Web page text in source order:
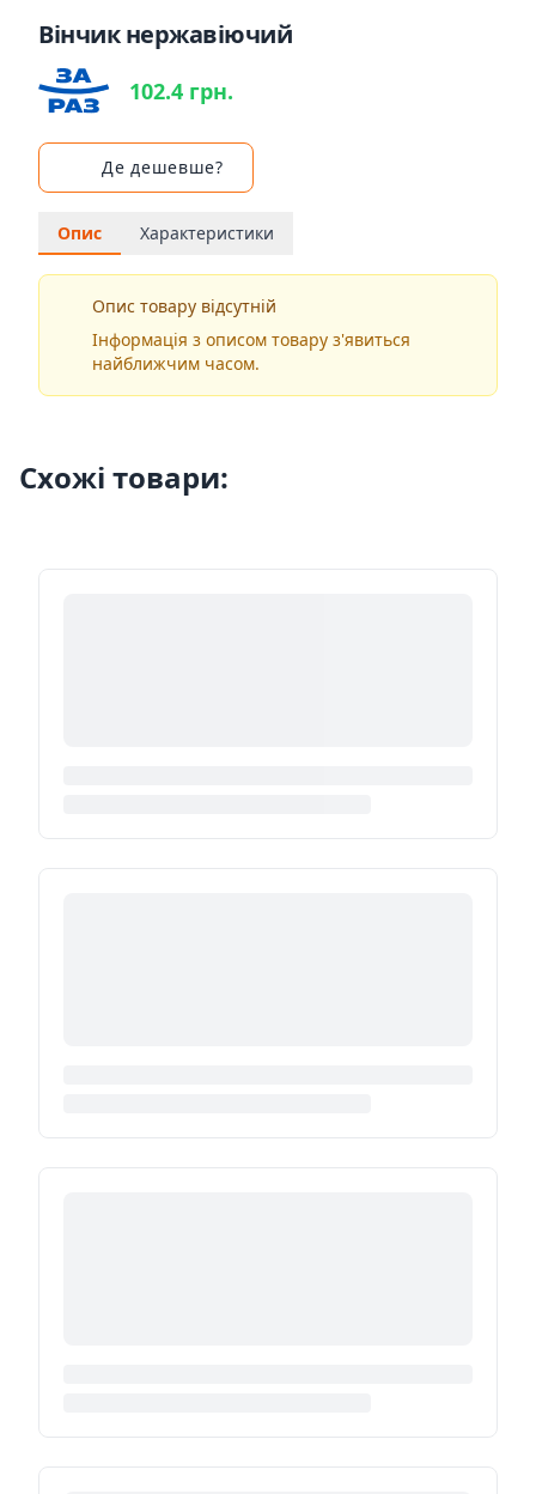
Вінчик нержавіючий
102.4 грн.
Де дешевше?
Опис Характеристики
Опис товару відсутній
Інформація з описом товару з'явиться
найближчим часом.
Схожі товари: